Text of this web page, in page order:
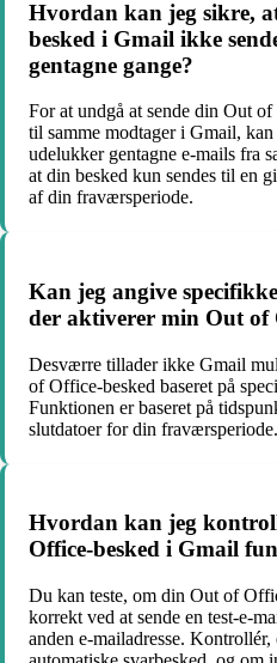
Hvordan kan jeg sikre,
besked i Gmail ikke
gentagne gange?
For at undgå at sende din Out
til samme modtager i Gmail,
udelukker gentagne e-mails fra
at din besked kun sendes til en
af din fraværsperiode.
Kan jeg angive
der aktiverer min Out of
Desværre tillader ikke Gmail
of Office-besked baseret på
Funktionen er baseret på
slutdatoer for din fraværsperiode.
Hvordan kan jeg
Office-besked i Gmail
Du kan teste, om din Out of
korrekt ved at sende en test-e-
anden e-mailadresse.